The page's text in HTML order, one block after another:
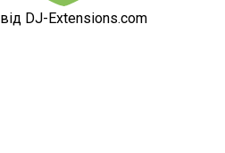
від DJ-Extensions.com